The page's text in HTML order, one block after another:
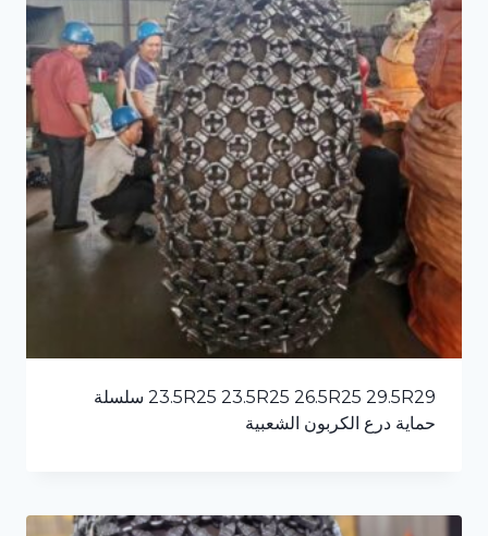
23.5R25 23.5R25 26.5R25 29.5R29 سلسلة
حماية درع الكربون الشعبية